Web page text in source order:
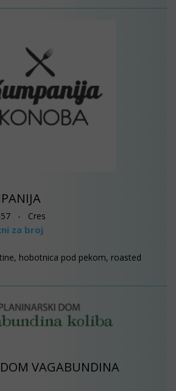
- Cres
za broj
hobotnica pod pekom, roasted
VAGABUNDINA